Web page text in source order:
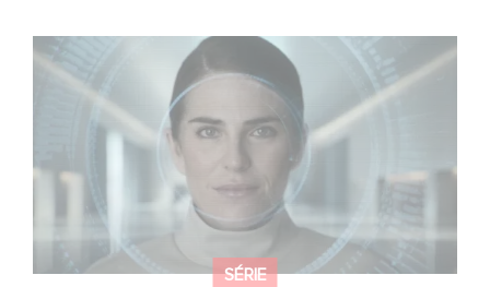
SÉRIE
La nouvelle production Gaumont USA : « Futuro Desierto